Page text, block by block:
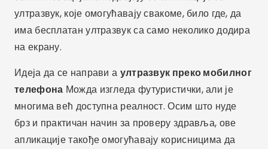
ултразвук, које омогућавају свакоме, било где, да
има бесплатан ултразвук са само неколико додира
на екрану.
Идеја да се направи а ултразвук преко мобилног
телефона Можда изгледа футуристички, али је
многима већ доступна реалност. Осим што нуде
брз и практичан начин за проверу здравља, ове
апликације такође омогућавају корисницима да